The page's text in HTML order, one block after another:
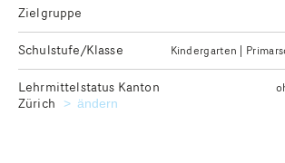
Zielgruppe
Schulstufe/Klasse Kindergarten |
Lehrmittelstatus Kanton
Zürich
Kanton für die Ausgabe des
ändern